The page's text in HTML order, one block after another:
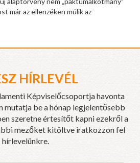
már az ellenzéken múlik az
HÍRLEVÉL
Képviselőcsoportja havonta
mutatja be a hónap legjelentősebb
szeretne értesítőt kapni ezekről a
mezőket kitöltve iratkozzon fel
hírlevelünkre.